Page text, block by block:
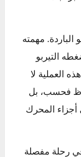
هل تعرف
مهمته
التيربو
العملية لا
فحسب، بل
المحرك